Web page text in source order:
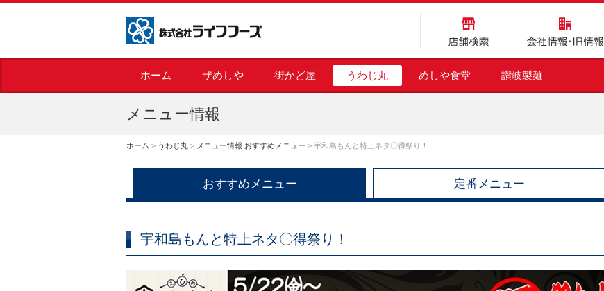
店舗検索 会社情報・IR情報
ホーム ザめしや 街かど屋 うわじ丸 めしや食堂 讃岐製麺
メニュー情報
ホーム > うわじ丸 > メニュー情報 おすすめメニュー > 宇和島もんと特上ネタ〇得祭り！
おすすめメニュー 定番メニュー
宇和島もんと特上ネタ〇得祭り！